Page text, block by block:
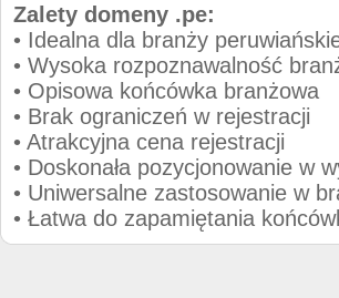
Zalety domeny .pe:
• Idealna dla branży
• Wysoka rozpoznawalność
• Opisowa końcówka branżowa
• Brak ograniczeń w rejestracji
• Atrakcyjna cena rejestracji
• Doskonała pozycjonowanie w
• Uniwersalne zastosowanie w
• Łatwa do zapamiętania